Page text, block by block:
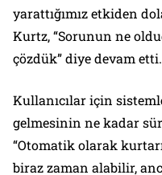
yarattığımız etkiden
Kurtz, “Sorunun ne
çözdük” diye devam etti.
Kullanıcılar için
gelmesinin ne kadar
“Otomatik olarak
biraz zaman alabilir,